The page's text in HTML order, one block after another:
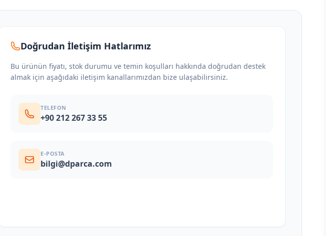
Doğrudan İletişim Hatlarımız
Bu ürünün fiyatı, stok durumu ve temin koşulları hakkında doğrudan destek
almak için aşağıdaki iletişim kanallarımızdan bize ulaşabilirsiniz.
TELEFON
+90 212 267 33 55
E-POSTA
bilgi@dparca.com